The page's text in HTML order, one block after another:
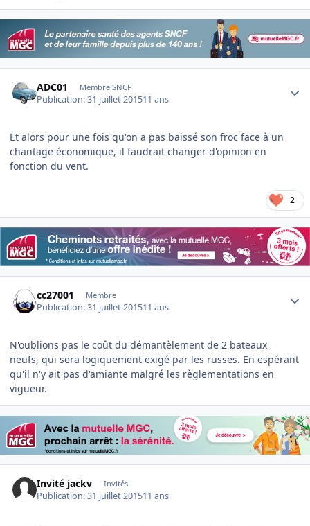
ADC01 Membre SNCF
Publication:31 juillet 201511 ans
Et alors pour une fois qu'on a pas baissé son froc face à un
chantage économique, il faudrait changer d'opinion en
fonction du vent.
2
cc27001 Membre
Publication:31 juillet 201511 ans
N'oublions pas le coût du démantèlement de 2 bateaux
neufs, qui sera logiquement exigé par les russes. En espérant
qu'il n'y ait pas d'amiante malgré les règlementations en
vigueur.
Invité jackv Invités
Publication:31 juillet 201511 ans